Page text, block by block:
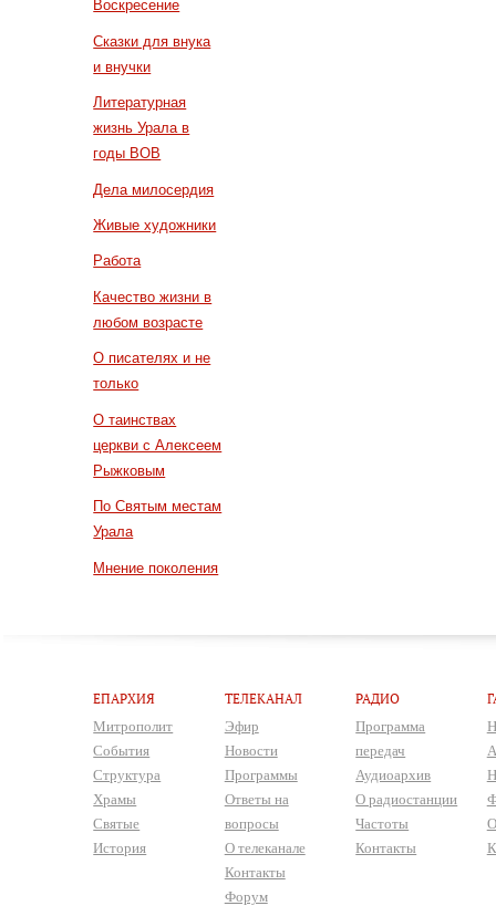
Воскресение
Сказки для внука
и внучки
Литературная
жизнь Урала в
годы ВОВ
Дела милосердия
Живые художники
Работа
Качество жизни в
любом возрасте
О писателях и не
только
О таинствах
церкви с Алексеем
Рыжковым
По Святым местам
Урала
Мнение поколения
ЕПАРХИЯ
Митрополит
События
Структура
Храмы
Святые
История
ТЕЛЕКАНАЛ
Эфир
Новости
Программы
Ответы на
вопросы
О телеканале
Контакты
Форум
РАДИО
Программа
передач
Аудиоархив
О радиостанции
Частоты
Контакты